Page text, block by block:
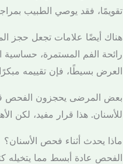
تقويمًا، فقد يوصي الطبيب
هناك أيضًا علامات تجعل حجز
رائحة الفم المستمرة، حساسية
العرض بسيطًا، فإن تقييمه
بعض المرضى يحجزون الفحص
للأسنان. هذا قرار مفيد، لكن
ماذا يحدث أثناء فحص الأسنان؟
الفحص عادة أبسط مما يتخيله